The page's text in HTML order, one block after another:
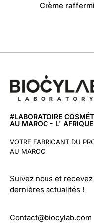
Crème
#LABORATOIRE
AU MAROC - L'
VOTRE FABRICANT DU
AU MAROC
Suivez nous et
dernières actualités !
Contact@biocylab.com